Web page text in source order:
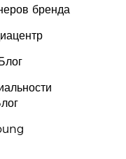
бренда